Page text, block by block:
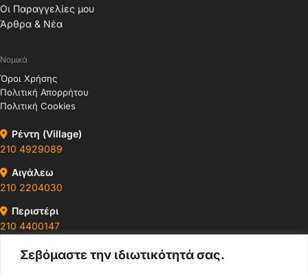
Σεβόμαστε την ιδιωτικότητά σας.
Οι Παραγγελίες μου
Άρθρα & Νέα
Νομικά
Όροι Χρήσης
Πολιτική Απορρήτου
Πολιτική Cookies
Ρέντη (Village)
210 4929089
Αιγάλεω
210 2204030
Περιστέρι
210 4400147
Ωράρια & Διευθύνσεις →